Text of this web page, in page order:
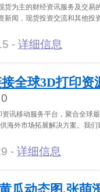
货为主的财经资讯服务及交易
新闻，现货投资交流和其他投
- 详细信息
全球3D打印资
0
讯移动服务平台，聚合全球
海外市场拓展解决方案。我
- 详细信息